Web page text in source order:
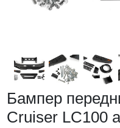
Бампер
Cruiser LC100